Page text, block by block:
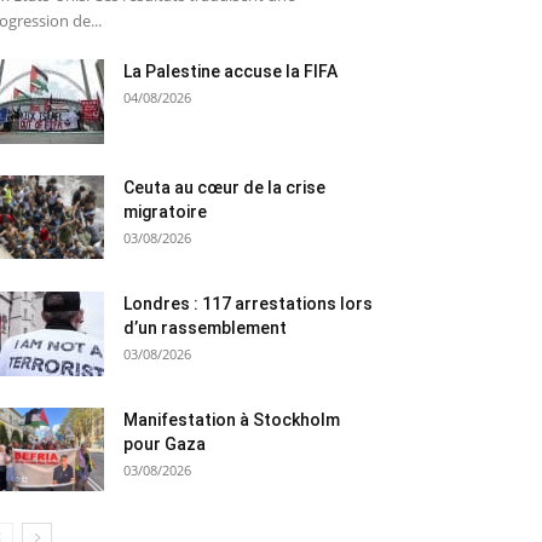
de...
La Palestine accuse la FIFA
04/08/2026
Ceuta au cœur de la crise
migratoire
03/08/2026
Londres : 117 arrestations lors
d’un rassemblement
03/08/2026
Manifestation à Stockholm
pour Gaza
03/08/2026